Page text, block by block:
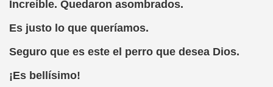
Increíble. Quedaron asombrados.
Es justo lo que queríamos.
Seguro que es este el perro que desea Dios.
¡Es bellísimo!
30-11-11 (Pedro Zurita)
Horizontes, Enrique Elissalde y Carmen Roig)
Martín Figueroa)